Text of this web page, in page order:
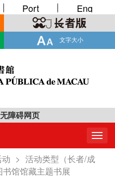
文字大小
Port Eng
障碍网页
> 活动类型（长者/成
馆馆藏主题书展